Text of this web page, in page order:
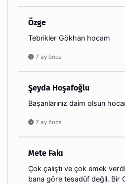
Özge
Tebrikler Gökhan hocam
7 ay önce
Şeyda Hoşafoğlu
Başarılarınız daim olsun
7 ay önce
Mete Fakı
Çok çalıştı ve çok emek
bana göre tesadüf değil. Bir